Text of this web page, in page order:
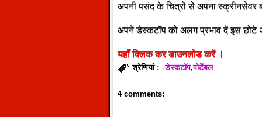
अपनी पसंद के चित्रों से अपना स्क्रीनसेवर
अपने डेस्कटॉप को अलग प्रभाव दें इस छोटे
यहाँक्लिककरडाउनलोडकरें।
श्रेणियां : -डेस्कटॉप,पोर्टेबल
4 comments: